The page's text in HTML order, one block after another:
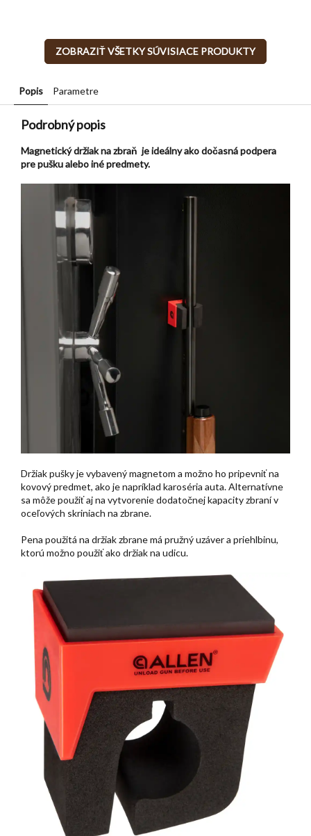
ZOBRAZIŤ VŠETKY SÚVISIACE PRODUKTY
Popis Parametre
Podrobný popis
Magnetický držiak na zbraň je ideálny ako dočasná podpera
pre pušku alebo iné predmety.
Držiak pušky je vybavený magnetom a možno ho pripevniť na
kovový predmet, ako je napríklad karoséria auta. Alternatívne
sa môže použiť aj na vytvorenie dodatočnej kapacity zbraní v
oceľových skriniach na zbrane.
Pena použitá na držiak zbrane má pružný uzáver a priehlbinu,
ktorú možno použiť ako držiak na udicu.